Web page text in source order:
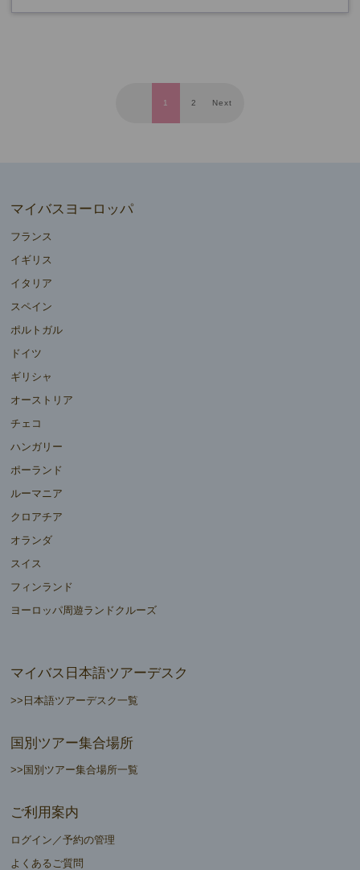
1 2 Next
マイバスヨーロッパ
フランス
イギリス
イタリア
スペイン
ポルトガル
ドイツ
ギリシャ
オーストリア
チェコ
ハンガリー
ポーランド
ルーマニア
クロアチア
オランダ
スイス
フィンランド
ヨーロッパ周遊ランドクルーズ
マイバス日本語ツアーデスク
>>日本語ツアーデスク一覧
国別ツアー集合場所
>>国別ツアー集合場所一覧
ご利用案内
ログイン／予約の管理
よくあるご質問